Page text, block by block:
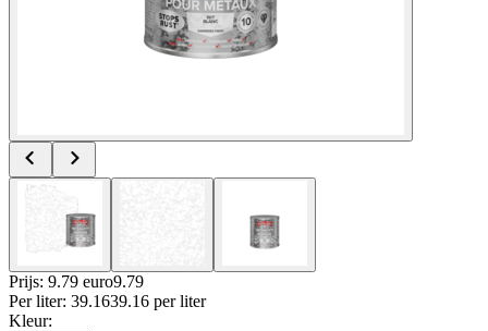
Prijs: 9.79 euro9.79
Per liter: 39.1639.16 per liter
Kleur: